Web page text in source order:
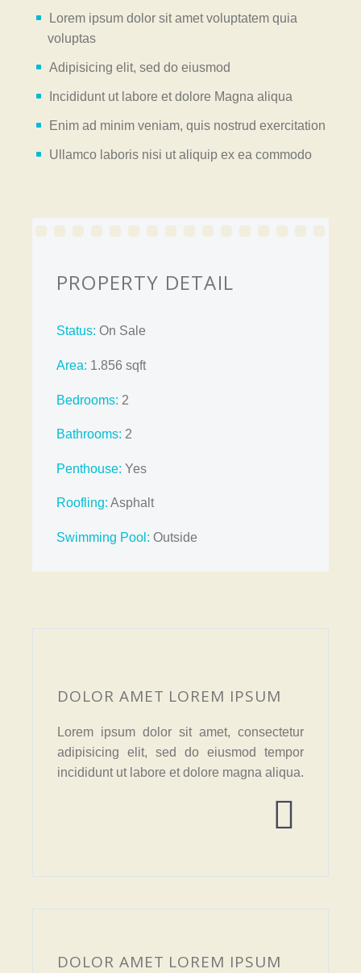
Lorem ipsum dolor sit amet voluptatem quia
voluptas
Adipisicing elit, sed do eiusmod
Incididunt ut labore et dolore Magna aliqua
Enim ad minim veniam, quis nostrud exercitation
Ullamco laboris nisi ut aliquip ex ea commodo
PROPERTY DETAIL
Status: On Sale
Area: 1.856 sqft
Bedrooms: 2
Bathrooms: 2
Penthouse: Yes
Roofling: Asphalt
Swimming Pool: Outside
DOLOR AMET LOREM IPSUM
Lorem ipsum dolor sit amet, consectetur
adipisicing elit, sed do eiusmod tempor
incididunt ut labore et dolore magna aliqua.


DOLOR AMET LOREM IPSUM